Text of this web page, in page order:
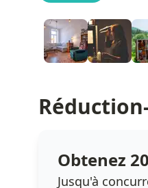
Obtenez
Jusqu'à